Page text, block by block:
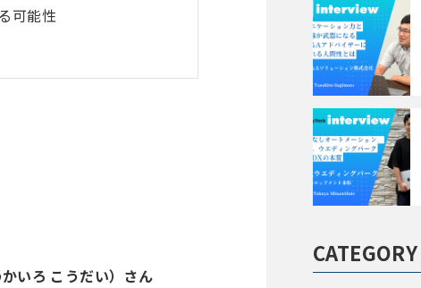
可能性
いろ こうだい）さん
CATEGORY